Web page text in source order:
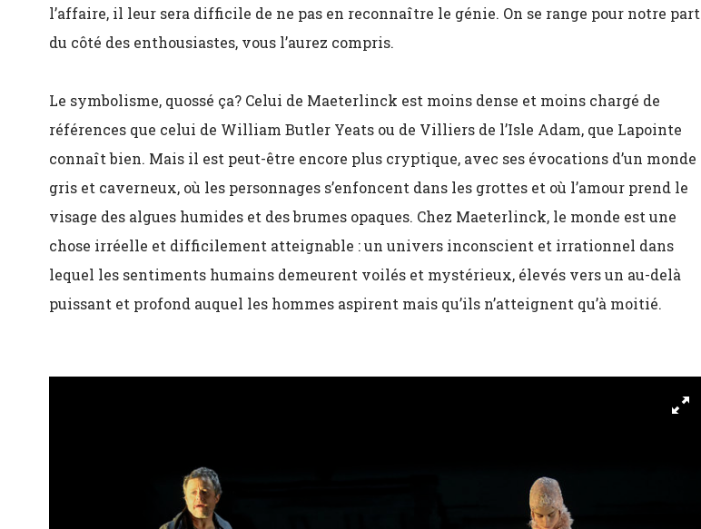
l’affaire, il leur sera difficile de ne pas en reconnaître le génie. On se range pour notre part
du côté des enthousiastes, vous l’aurez compris.
Le symbolisme, quossé ça? Celui de Maeterlinck est moins dense et moins chargé de
références que celui de William Butler Yeats ou de Villiers de l’Isle Adam, que Lapointe
connaît bien. Mais il est peut-être encore plus cryptique, avec ses évocations d’un monde
gris et caverneux, où les personnages s’enfoncent dans les grottes et où l’amour prend le
visage des algues humides et des brumes opaques. Chez Maeterlinck, le monde est une
chose irréelle et difficilement atteignable : un univers inconscient et irrationnel dans
lequel les sentiments humains demeurent voilés et mystérieux, élevés vers un au-delà
puissant et profond auquel les hommes aspirent mais qu’ils n’atteignent qu’à moitié.